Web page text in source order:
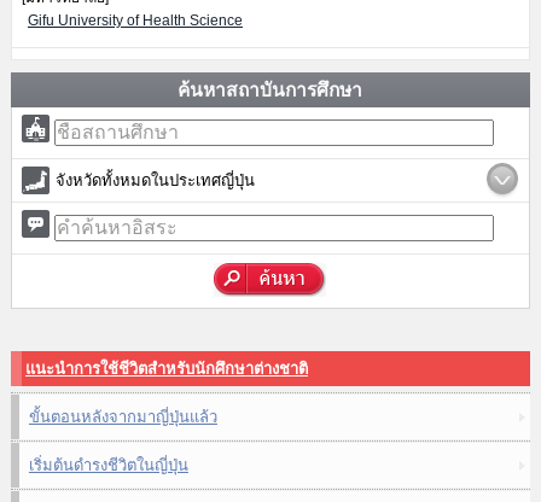
Gifu University of Health Science
ค้นหาสถาบันการศึกษา
จังหวัดทั้งหมดในประเทศญี่ปุ่น
แนะนำการใช้ชีวิตสำหรับนักศึกษาต่างชาติ
ขั้นตอนหลังจากมาญี่ปุ่นแล้ว
เริ่มต้นดำรงชีวิตในญี่ปุ่น